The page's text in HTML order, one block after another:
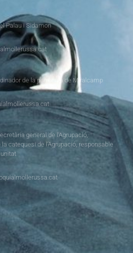
Palau i Sidamon
de la parròquia de Miralcamp
general de l’Agrupació,
catequesi de l’Agrupació, responsable